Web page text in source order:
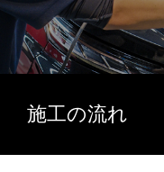
施工の流れ